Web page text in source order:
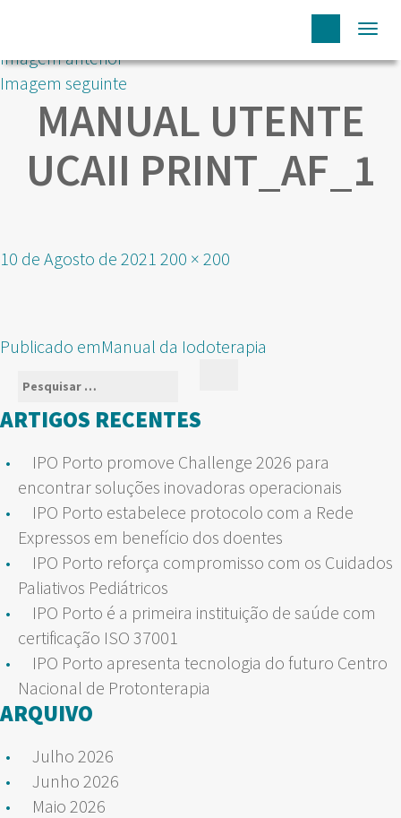
Imagem anterior
Imagem seguinte
MANUAL UTENTE
UCAII PRINT_AF_1
Publicado
10 de Agosto de 2021 Tamanho
200 × 200
NAVEGAÇÃO
ARTIGOS
Publicado emManual da Iodoterapia
Pesquisar
por:
ARTIGOS RECENTES
IPO Porto promove Challenge 2026 para
encontrar soluções inovadoras operacionais
IPO Porto estabelece protocolo com a Rede
Expressos em benefício dos doentes
IPO Porto reforça compromisso com os Cuidados
Paliativos Pediátricos
IPO Porto é a primeira instituição de saúde com
certificação ISO 37001
IPO Porto apresenta tecnologia do futuro Centro
Nacional de Protonterapia
ARQUIVO
Julho 2026
Junho 2026
Maio 2026